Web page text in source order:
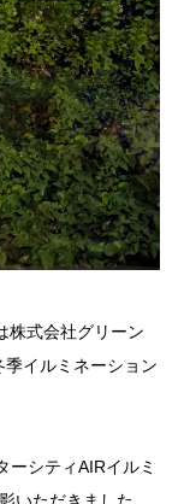
株式会社グリーン
イルミネーション
ーシティAIRイルミ